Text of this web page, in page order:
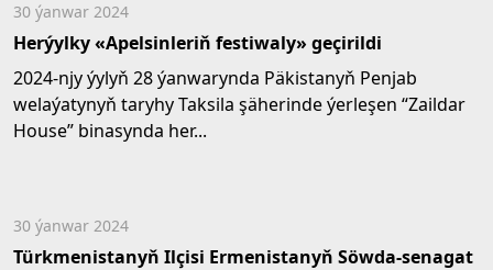
30 ýanwar 2024
Herýylky «Apelsinleriň festiwaly» geçirildi
2024-njy ýylyň 28 ýanwarynda Päkistanyň Penjab
welaýatynyň taryhy Taksila şäherinde ýerleşen “Zaildar
House” binasynda her...
30 ýanwar 2024
Türkmenistanyň Ilçisi Ermenistanyň Söwda-senagat